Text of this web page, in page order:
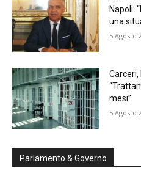
Napoli:
una
5 Agosto
Carceri,
mesi”
5 Agosto
Parlamento & Governo